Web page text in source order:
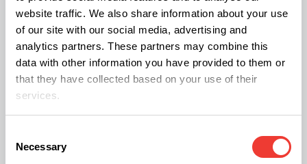
website traffic. We also share information about your use
of our site with our social media, advertising and
analytics partners. These partners may combine this
data with other information you have provided to them or
that they have collected based on your use of their
services.
Selection
Necessary
protozoos son grandes consumidores de
bacterias, y algunos son los parásitos que causan
graves enfermedades para los humanos como la
malaria. Los nematodos son gusanos redondos,
algunos de ellos son parásitos de plantas y otros
de animales. Por ejemplo, los nematodos del
género Meloidogyne parasitan las raíces, los del
género Ditylenchus dipsaci los tallos y los del